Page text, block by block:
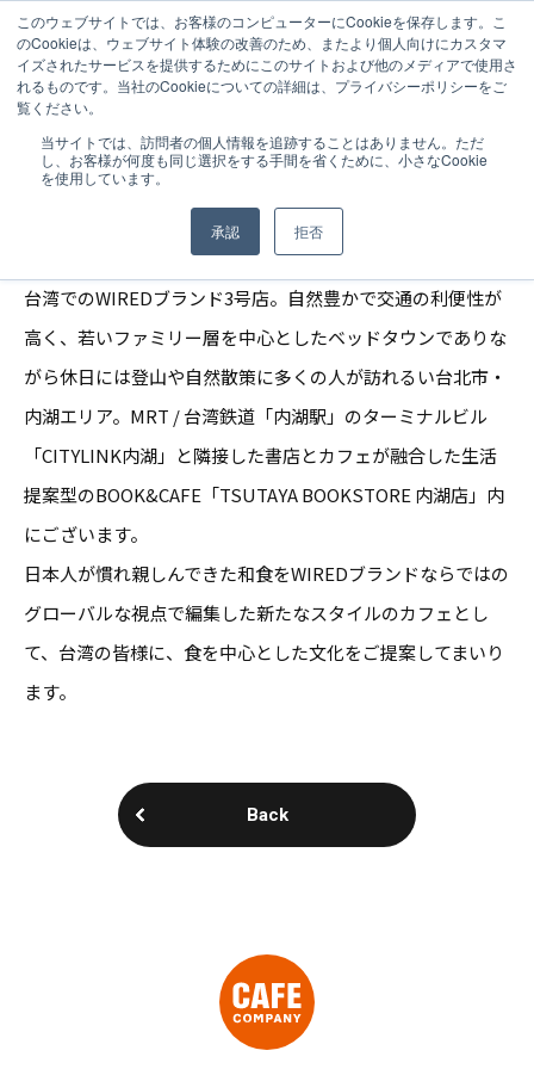
このウェブサイトでは、お客様のコンピューターにCookieを保存します。こ
のCookieは、ウェブサイト体験の改善のため、またより個人向けにカスタマ
イズされたサービスを提供するためにこのサイトおよび他のメディアで使用さ
れるものです。当社のCookieについての詳細は、プライバシーポリシーをご
覧ください。
当サイトでは、訪問者の個人情報を追跡することはありません。ただ
し、お客様が何度も同じ選択をする手間を省くために、小さなCookie
を使用しています。
承認 拒否
WIRED CHAYA 内湖店 / 台北（台湾）
台湾でのWIREDブランド3号店。自然豊かで交通の利便性が
高く、若いファミリー層を中心としたベッドタウンでありな
がら休日には登山や自然散策に多くの人が訪れるい台北市・
内湖エリア。MRT / 台湾鉄道「内湖駅」のターミナルビル
「CITYLINK内湖」と隣接した書店とカフェが融合した生活
提案型のBOOK&CAFE「TSUTAYA BOOKSTORE 内湖店」内
にございます。
日本人が慣れ親しんできた和食をWIREDブランドならではの
グローバルな視点で編集した新たなスタイルのカフェとし
て、台湾の皆様に、食を中心とした文化をご提案してまいり
ます。
Back